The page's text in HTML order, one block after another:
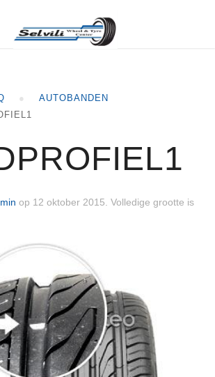
AUTOBANDEN
op 12 oktober 2015 . Volledige grootte is